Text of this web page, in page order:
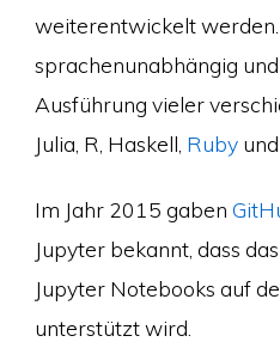
weiterentwickelt
sprachenunabhängig
Ausführung vieler
Julia, R, Haskell, Rubyund
Im Jahr 2015 gaben
Jupyter bekannt, dass
Jupyter Notebooks auf
unterstützt wird.